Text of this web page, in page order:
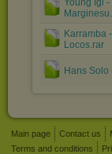
Young Igi
Karramba
Locos.rar
Hans Solo
Main page Contact us
Terms and conditions